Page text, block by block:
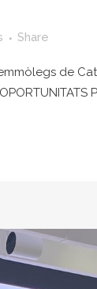
Share
de